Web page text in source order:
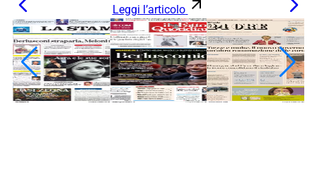
Leggi l’articolo